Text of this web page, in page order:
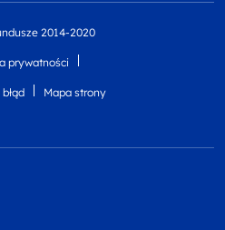
2014-2020
prywatności
Mapa strony